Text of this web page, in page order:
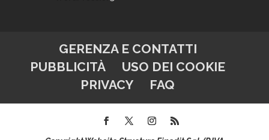
GERENZA E CONTATTI
PUBBLICITÀ
USO DEI COOKIE
PRIVACY
FAQ